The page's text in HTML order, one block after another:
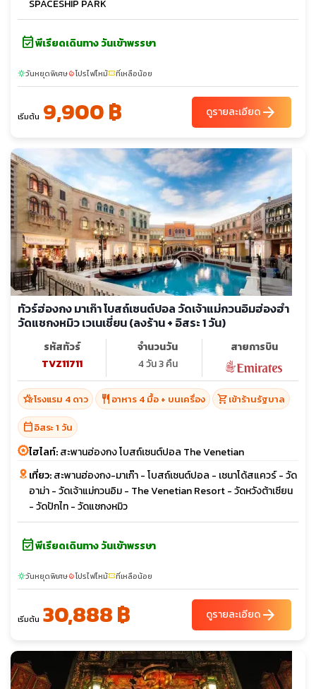
SPACESHIP PARK
event_availableพีเรียดเดินทาง วันเข้าพรรษา
sunnyวันหยุดพิเศษlocal_fire_departmentโปรไฟไหม้confirmation_numberที่เหลือน้อย
เริ่มต้น 9,900 ฿ ดูรายละเอียดarrow_forward
ทัวร์ฮ่องกง มาเก๊า โบสถ์เซนต์ปอล วัดเจ้าแม่กวนอิมฮ่องฮำ
วัดแชกงหมิว เวเนเชี่ยน (ลงร้าน + อิสระ 1 วัน)
รหัสทัวร์
TVZ11711
จำนวนวัน
4 วัน 3 คืน
สายการบิน
hotel_classโรงแรม 4 ดาว restaurant อาหาร 4 มื้อ + บนเครื่อง shopping_cartเข้าร้านรัฐบาล
calendar_todayอิสระ 1 วัน
ไฮไลท์:สะพานฮ่องกง โบสถ์เซนต์ปอล The Venetian
เที่ยว:สะพานฮ่องกง-มาเก๊า - โบสถ์เซนต์ปอล - เซนาโด้สแควร์ - วัด
อาม่า - วัดเจ้าแม่กวนอิม - The Venetian Resort - วัดหวังต้าเซียน
- วัดปักไท - วัดแชกงหมิว
event_availableพีเรียดเดินทาง วันเข้าพรรษา
sunnyวันหยุดพิเศษlocal_fire_departmentโปรไฟไหม้confirmation_numberที่เหลือน้อย
เริ่มต้น 30,888 ฿ ดูรายละเอียดarrow_forward